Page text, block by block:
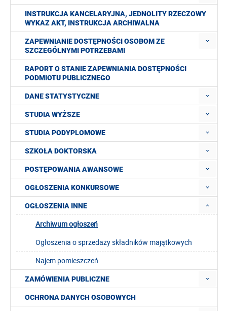
INSTRUKCJA KANCELARYJNA, JEDNOLITY RZECZOWY
WYKAZ AKT, INSTRUKCJA ARCHIWALNA
ZAPEWNIANIE DOSTĘPNOŚCI OSOBOM ZE
SZCZEGÓLNYMI POTRZEBAMI
RAPORT O STANIE ZAPEWNIANIA DOSTĘPNOŚCI
PODMIOTU PUBLICZNEGO
DANE STATYSTYCZNE
STUDIA WYŻSZE
STUDIA PODYPLOMOWE
SZKOŁA DOKTORSKA
POSTĘPOWANIA AWANSOWE
OGŁOSZENIA KONKURSOWE
OGŁOSZENIA INNE
Archiwum ogłoszeń
Ogłoszenia o sprzedaży składników majątkowych
Najem pomieszczeń
ZAMÓWIENIA PUBLICZNE
OCHRONA DANYCH OSOBOWYCH